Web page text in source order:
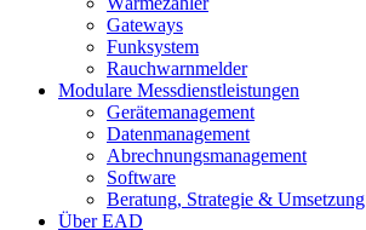
Gateways
Funksystem
Rauchwarnmelder
Modulare Messdienstleistungen
Gerätemanagement
Datenmanagement
Abrechnungsmanagement
Software
Beratung, Strategie & Umsetzung
Über EAD